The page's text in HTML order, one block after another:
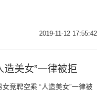
2019-11-12 17:55:42
美女”一律被拒
竞聘空乘 “人造美女”一律被